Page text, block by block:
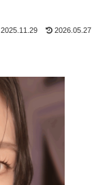
2025.11.29 2026.05.27